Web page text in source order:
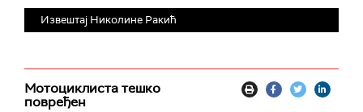
Извештај Николине Ракић
Мотоциклиста тешко
повређен